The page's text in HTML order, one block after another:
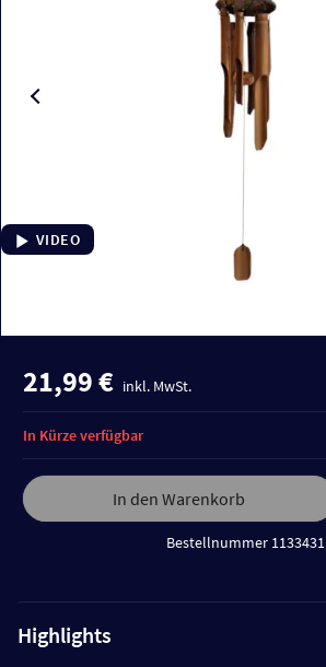
VIDEO
21,99 € inkl. MwSt.
In den Warenkorb
Bestellnummer 1133431
In Kürze verfügbar
Highlights